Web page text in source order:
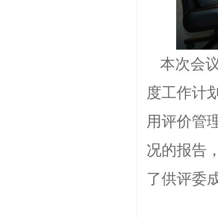
本次会
度工作计
用评价管
况的报告
了供评委